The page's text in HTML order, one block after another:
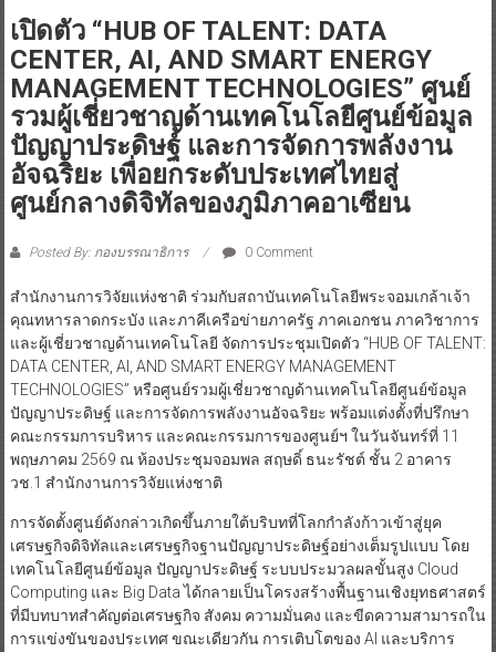
เปิดตัว “HUB OF TALENT: DATA
CENTER, AI, AND SMART ENERGY
MANAGEMENT TECHNOLOGIES” ศูนย์
รวมผู้เชี่ยวชาญด้านเทคโนโลยีศูนย์ข้อมูล
ปัญญาประดิษฐ์ และการจัดการพลังงาน
อัจฉริยะ เพื่อยกระดับประเทศไทยสู่
ศูนย์กลางดิจิทัลของภูมิภาคอาเซียน
Posted By: กองบรรณาธิการ 0 Comment
สำนักงานการวิจัยแห่งชาติ ร่วมกับสถาบันเทคโนโลยีพระจอมเกล้าเจ้า
คุณทหารลาดกระบัง และภาคีเครือข่ายภาครัฐ ภาคเอกชน ภาควิชาการ
และผู้เชี่ยวชาญด้านเทคโนโลยี จัดการประชุมเปิดตัว “HUB OF TALENT:
DATA CENTER, AI, AND SMART ENERGY MANAGEMENT
TECHNOLOGIES” หรือศูนย์รวมผู้เชี่ยวชาญด้านเทคโนโลยีศูนย์ข้อมูล
ปัญญาประดิษฐ์ และการจัดการพลังงานอัจฉริยะ พร้อมแต่งตั้งที่ปรึกษา
คณะกรรมการบริหาร และคณะกรรมการของศูนย์ฯ ในวันจันทร์ที่ 11
พฤษภาคม 2569 ณ ห้องประชุมจอมพล สฤษดิ์ ธนะรัชต์ ชั้น 2 อาคาร
วช.1 สำนักงานการวิจัยแห่งชาติ
การจัดตั้งศูนย์ดังกล่าวเกิดขึ้นภายใต้บริบทที่โลกกำลังก้าวเข้าสู่ยุค
เศรษฐกิจดิจิทัลและเศรษฐกิจฐานปัญญาประดิษฐ์อย่างเต็มรูปแบบ โดย
เทคโนโลยีศูนย์ข้อมูล ปัญญาประดิษฐ์ ระบบประมวลผลขั้นสูง Cloud
Computing และ Big Data ได้กลายเป็นโครงสร้างพื้นฐานเชิงยุทธศาสตร์
ที่มีบทบาทสำคัญต่อเศรษฐกิจ สังคม ความมั่นคง และขีดความสามารถใน
การแข่งขันของประเทศ ขณะเดียวกัน การเติบโตของ AI และบริการ